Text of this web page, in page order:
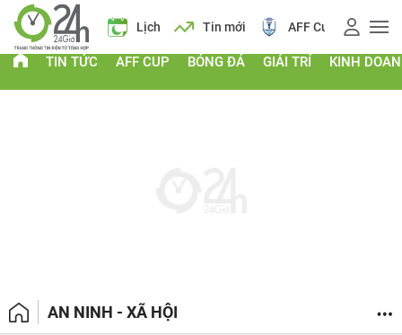
vàng Lịch Tin mới AFF Cup Giá vàng
TIN TỨC AFF CUP BÓNG ĐÁ GIẢI TRÍ KINH
AN NINH - XÃ HỘI